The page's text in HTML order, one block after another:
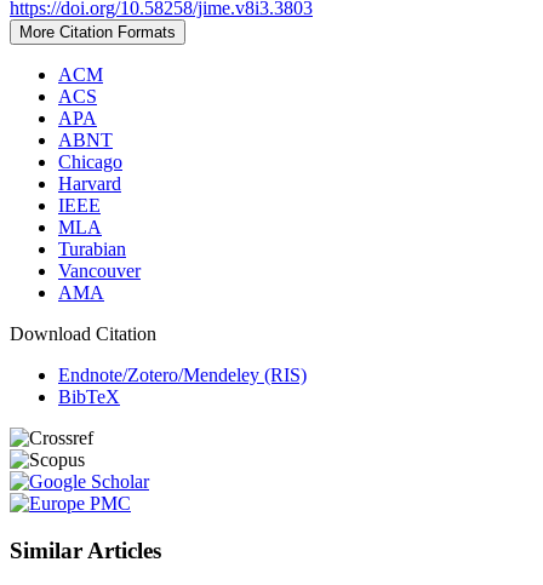
https://doi.org/10.58258/jime.v8i3.3803
More Citation Formats
ACM
ACS
APA
ABNT
Chicago
Harvard
IEEE
MLA
Turabian
Vancouver
AMA
Download Citation
Endnote/Zotero/Mendeley (RIS)
BibTeX
Similar Articles